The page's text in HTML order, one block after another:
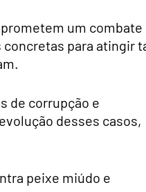
prometem um combate
concretas para atingir
de corrupção e
desses casos,
peixe miúdo e